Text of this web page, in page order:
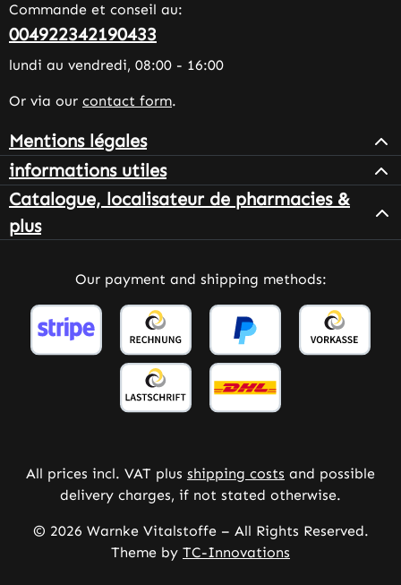
Commande et conseil au:
004922342190433
lundi au vendredi, 08:00 - 16:00
Or via our contact form.
Mentions légales
informations utiles
Catalogue, localisateur de pharmacies &
plus
Our payment and shipping methods:
All prices incl. VAT plus shipping costs and possible
delivery charges, if not stated otherwise.
© 2026 Warnke Vitalstoffe – All Rights Reserved.
Theme by TC-Innovations